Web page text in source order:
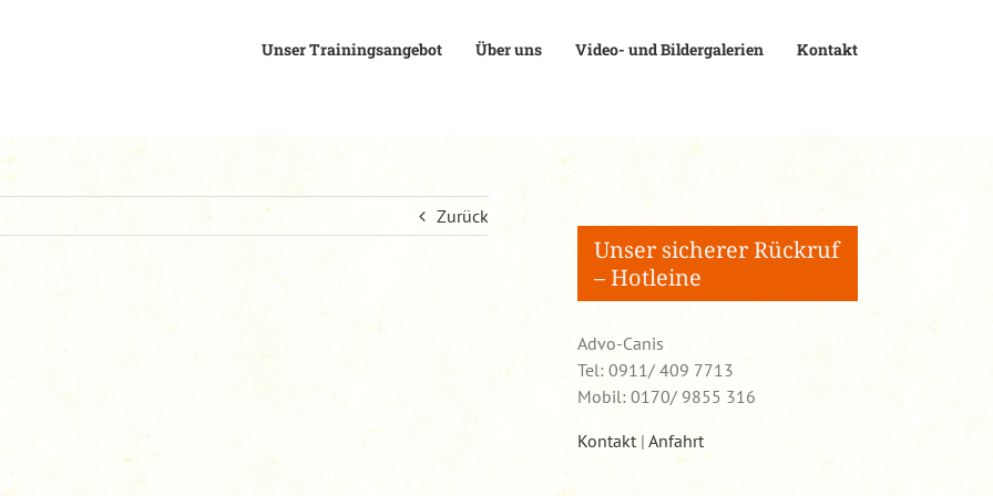
Unser Trainingsangebot Über uns Video- und Bildergalerien Kontakt
Zurück
Unser sicherer Rückruf
– Hotleine
Advo-Canis
Tel: 0911/ 409 7713
Mobil: 0170/ 9855 316
Kontakt| Anfahrt